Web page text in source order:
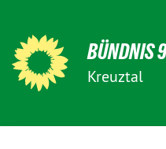
BÜNDNIS
Kreuztal